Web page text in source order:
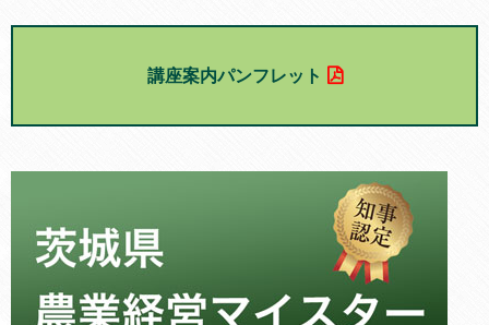
講座案内パンフレット